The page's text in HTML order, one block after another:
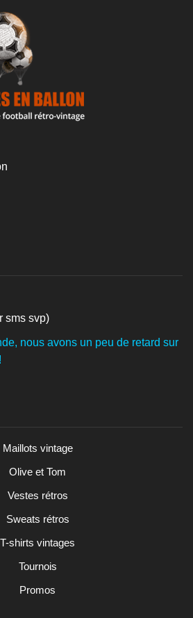
sms svp)
nous avons un peu de retard sur
Maillots vintage
Olive et Tom
Vestes rétros
Sweats rétros
T-shirts vintages
Tournois
Promos